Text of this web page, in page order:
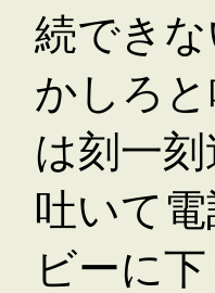
続でき
かしろ
は刻一
吐いて
ビーに